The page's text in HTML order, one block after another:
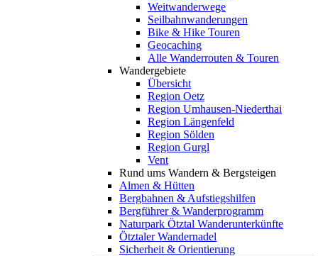
Weitwanderwege
Seilbahnwanderungen
Bike & Hike Touren
Geocaching
Alle Wanderrouten & Touren
Wandergebiete
Übersicht
Region Oetz
Region Umhausen-Niederthai
Region Längenfeld
Region Sölden
Region Gurgl
Vent
Rund ums Wandern & Bergsteigen
Almen & Hütten
Bergbahnen & Aufstiegshilfen
Bergführer & Wanderprogramm
Naturpark Ötztal Wanderunterkünfte
Ötztaler Wandernadel
Sicherheit & Orientierung